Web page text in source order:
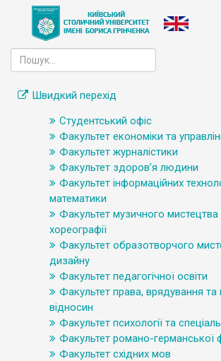
Швидкий перехід
Студентський офіс
Факультет економіки та
Факультет журналістики
Факультет здоров’я людини
Факультет інформаційних
математики
Факультет музичного мистецтва
хореографії
Факультет образотворчого
дизайну
Факультет педагогічної освіти
Факультет права, врядування та
відносин
Факультет психології та
Факультет романо-германської
Факультет східних мов